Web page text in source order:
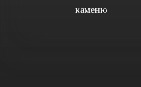
каменю